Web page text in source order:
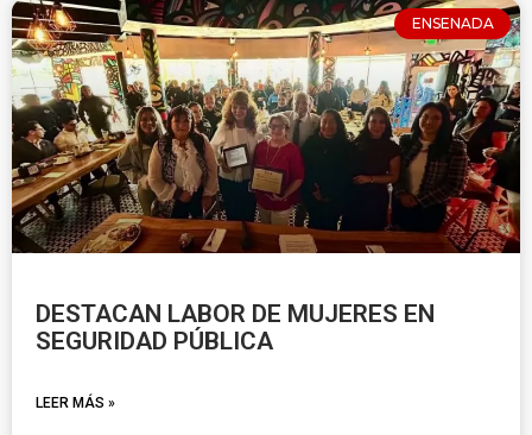
ENSENADA
DESTACAN LABOR DE MUJERES EN
SEGURIDAD PÚBLICA
LEER MÁS »